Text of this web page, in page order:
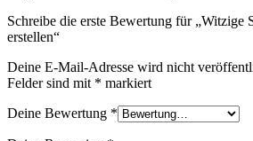
Schreibe die erste Bewertung für „Witzige
erstellen“
Deine E-Mail-Adresse wird nicht
Felder sind mit * markiert
Deine Bewertung *